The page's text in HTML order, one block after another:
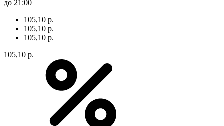
до 21:00
105,10 р.
105,10 р.
105,10 р.
105,10 р.